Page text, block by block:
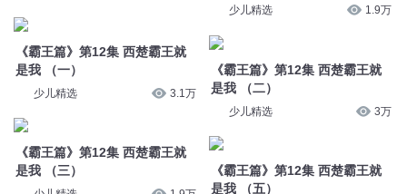
《霸王篇》第12集 西楚霸王就
是我 （一）
少儿精选 3.1万
《霸王篇》第12集 西楚霸王就
是我 （三）
少儿精选 1.9万
《霸王篇》第12集 西楚霸王就
是我 （二）
少儿精选 3万
《霸王篇》第12集 西楚霸王就
是我 （五）